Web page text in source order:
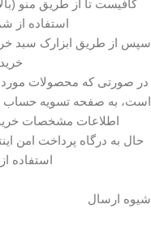
کافیست تا از طریق منو
استفاده از
سپس از طریق ابزارک سبد
در صورتی که محصولات مورد
است، به صفحه تسویه حساب
اطلاعات مشخصات
حال به درگاه پرداخت امن
استفاده
شیوه ارسال